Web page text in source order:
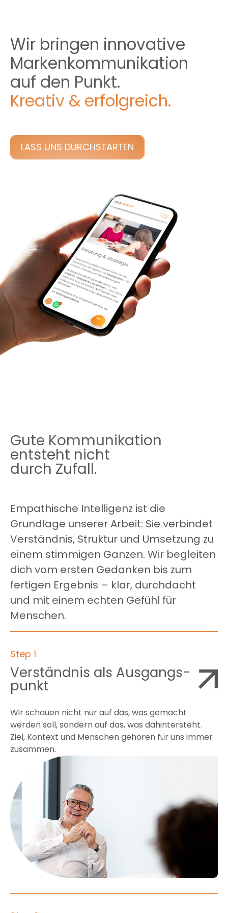
Wir bringen innovative
Marken­kommunikation
auf den Punkt.
Kreativ & erfolgreich.
LASS UNS DURCHSTARTEN
Gute Kommu­nikation
entsteht nicht
durch Zufall.
Empathische Intelligenz ist die
Grundlage unserer Arbeit: Sie verbindet
Verständnis, Struktur und Umsetzung zu
einem stimmigen Ganzen. Wir begleiten
dich vom ersten Gedanken bis zum
fertigen Ergebnis – klar, durchdacht
und mit einem echten Gefühl für
Menschen.
Step 1
Verständnis als Ausgangs­
punkt
Wir schauen nicht nur auf das, was gemacht
werden soll, sondern auf das, was dahintersteht.
Ziel, Kontext und Menschen gehören für uns immer
zusammen.